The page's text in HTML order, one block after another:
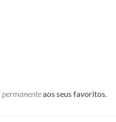
permanenteaos seus favoritos.